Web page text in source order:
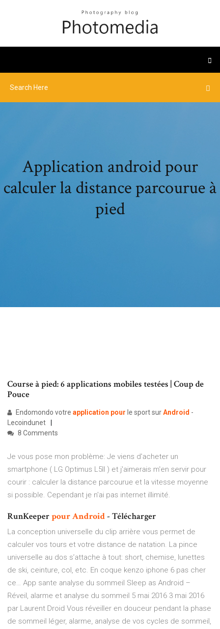
Application android pour
calculer la distance parcourue à
pied
Course à pied: 6 applications mobiles testées | Coup de
Pouce
Endomondo votre application pour le sport surAndroid -
Lecoindunet
8 Comments
Je vous pose mon problème: Je viens d'acheter un
smartphone ( LG Optimus L5II ) et j'aimerais m'en servir pour
courir : calculer la distance parcourue et la vitesse moyenne
si possible. Cependant je n'ai pas internet illimité.
RunKeeper pourAndroid- Télécharger
La conception universelle du clip arrière vous permet de
calculer vos tours et votre distance de natation. La pince
universelle au dos s’attache à tout: short, chemise, lunettes
de ski, ceinture, col, etc. En coque kenzo iphone 6 pas cher
ce… App sante analyse du sommeil Sleep as Android –
Réveil, alarme et analyse du sommeil 5 mai 2016 3 mai 2016
par Laurent Droid Vous réveiller en douceur pendant la phase
de sommeil léger, alarme, analyse de vos cycles de sommeil,